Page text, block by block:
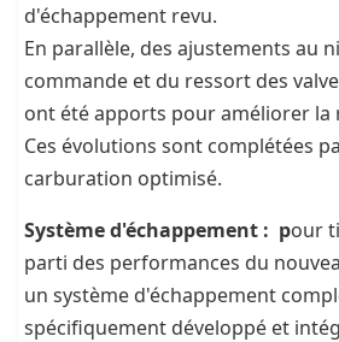
d'échappement revu.
En parallèle, des ajustements au
commande et du ressort des
ont été apports pour améliorer la
Ces évolutions sont complétées
carburation optimisé.
Système d'échappement : pour
parti des performances du
un système d'échappement
spécifiquement développé et